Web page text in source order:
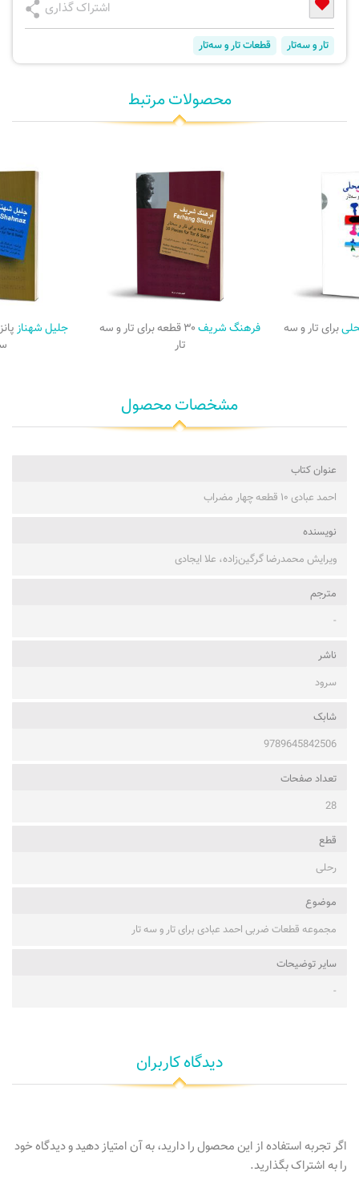
اشتراک گذاری
تار و سه‌تار قطعات تار و سه‌تار
محصولات مرتبط
برای تار و سه فرهنگ شریف
۳۰ قطعه برای تار و سه
تار
جلیل شهناز
مشخصات محصول
عنوان کتاب
احمد عبادی ۱۰ قطعه چهار مضراب
نویسنده
ویرایش محمدرضا گرگین‌زاده، علا ایجادی
مترجم
-
ناشر
سرود
شابک
9789645842506
تعداد صفحات
28
قطع
رحلی
موضوع
مجموعه قطعات ضربی احمد عبادی برای تار و سه تار
ساير توضيحات
-
دیدگاه کاربران
اگر تجربه استفاده از این محصول را دارید، به آن امتیاز دهید و دیدگاه خود
را به اشتراک بگذارید.